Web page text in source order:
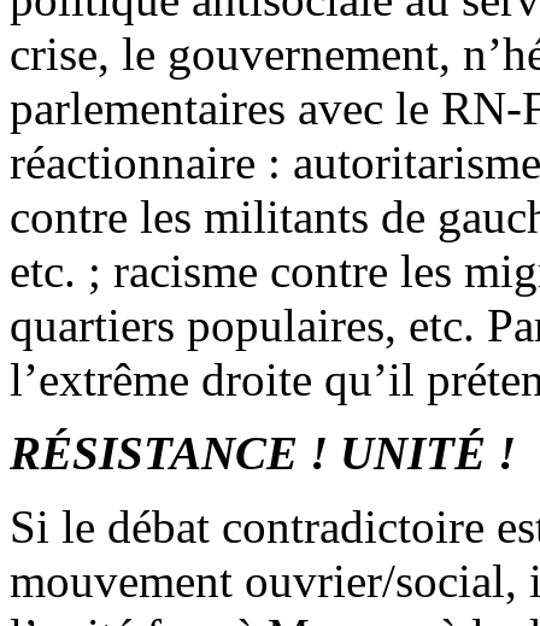
crise, le gouvernement,
parlementaires avec le RN-
réactionnaire :
contre les militants de
etc. ; racisme contre les
quartiers populaires, etc.
l’extrême droite qu’il
RÉSISTANCE ! UNITÉ !
Si le débat contradictoire
mouvement ouvrier/social,